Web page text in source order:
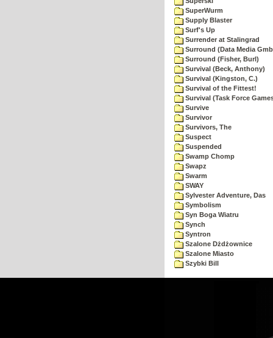
SuperWurm
Supply Blaster
Surf's Up
Surrender at Stalingrad
Surround (Data Media
Surround (Fisher, Burl)
Survival (Beck, Anthony)
Survival (Kingston, C.)
Survival of the Fittest!
Survival (Task Force
Survive
Survivor
Survivors, The
Suspect
Suspended
Swamp Chomp
Swapz
Swarm
SWAY
Sylvester Adventure, Das
Symbolism
Syn Boga Wiatru
Synch
Syntron
Szalone Dżdżownice
Szalone Miasto
Szybki Bill